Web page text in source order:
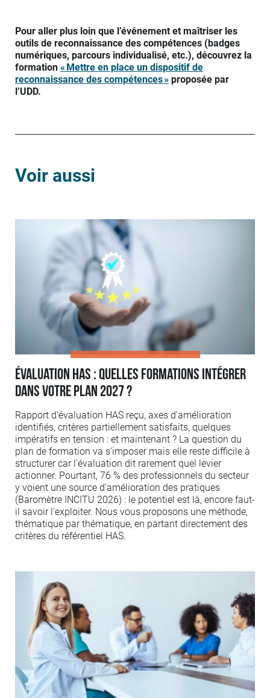
Pour aller plus loin que l’événement et maîtriser les
outils de reconnaissance des compétences (badges
numériques, parcours individualisé, etc.), découvrez la
formation « Mettre en place un dispositif de
reconnaissance des compétences » proposée par
l’UDD.
Voir aussi
Évaluation HAS : quelles formations intégrer
dans votre plan 2027 ?
Rapport d'évaluation HAS reçu, axes d'amélioration
identifiés, critères partiellement satisfaits, quelques
impératifs en tension : et maintenant ? La question du
plan de formation va s’imposer mais elle reste difficile à
structurer car l’évaluation dit rarement quel levier
actionner. Pourtant, 76 % des professionnels du secteur
y voient une source d'amélioration des pratiques
(Baromètre INCITU 2026) : le potentiel est là, encore faut-
il savoir l'exploiter. Nous vous proposons une méthode,
thématique par thématique, en partant directement des
critères du référentiel HAS.